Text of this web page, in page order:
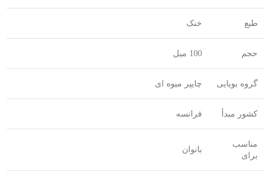
طبع خنک
حجم 100 میل
گروه بویایی چایپر میوه ای
کشور مبدأ فرانسه
مناسب
برای
بانوان